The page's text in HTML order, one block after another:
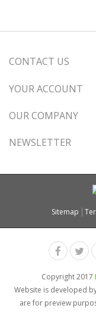
CONTACT US
YOUR ACCOUNT
OUR COMPANY
NEWSLETTER
Sitemap
Copyright 2017
Website is developed
are for preview